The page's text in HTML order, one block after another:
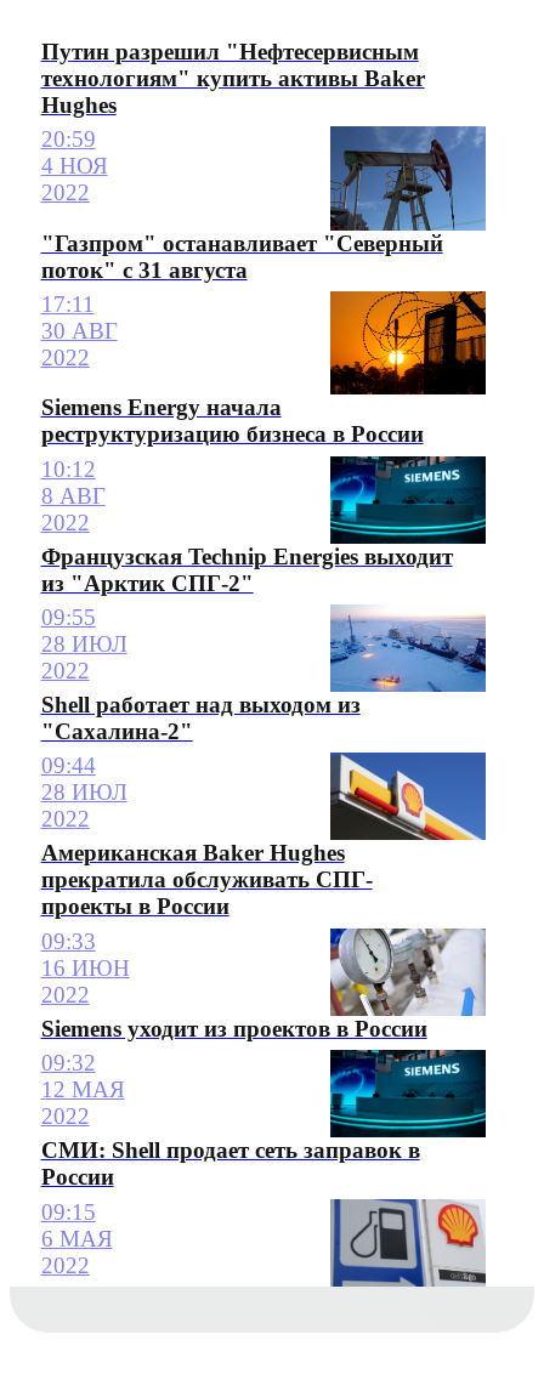
Путин разрешил "Нефтесервисным
технологиям" купить активы Baker
Hughes
20:59
4 НОЯ
2022
"Газпром" останавливает "Северный
поток" с 31 августа
17:11
30 АВГ
2022
Siemens Energy начала
реструктуризацию бизнеса в России
10:12
8 АВГ
2022
Французская Technip Energies выходит
из "Арктик СПГ-2"
09:55
28 ИЮЛ
2022
Shell работает над выходом из
"Сахалина-2"
09:44
28 ИЮЛ
2022
Американская Baker Hughes
прекратила обслуживать СПГ-
проекты в России
09:33
16 ИЮН
2022
Siemens уходит из проектов в России
09:32
12 МАЯ
2022
СМИ: Shell продает сеть заправок в
России
09:15
6 МАЯ
2022